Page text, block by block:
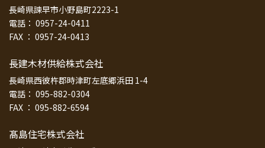
長崎県諫早市小野島町2223-1
電話： 0957-24-0411
FAX ： 0957-24-0413
長建木材供給株式会社
長崎県西彼杵郡時津町左底郷浜田 1-4
電話： 095-882-0304
FAX ： 095-882-6594
髙島住宅株式会社